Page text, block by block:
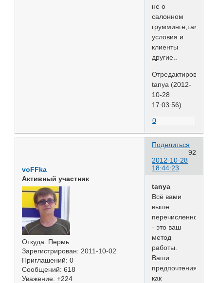
не о
салонном
грумминге,там
условия и
клиенты
другие..
Отредактировано
tanya (2012-
10-28
17:03:56)
0
Поделиться
92
2012-10-28
18:44:23
voFFka
Активный участник
Откуда: Пермь
Зарегистрирован: 2011-10-02
Приглашений: 0
Сообщений: 618
Уважение: +224
tanya
Всё вами
выше
перечисленное
- это ваш
метод
работы.
Ваши
как